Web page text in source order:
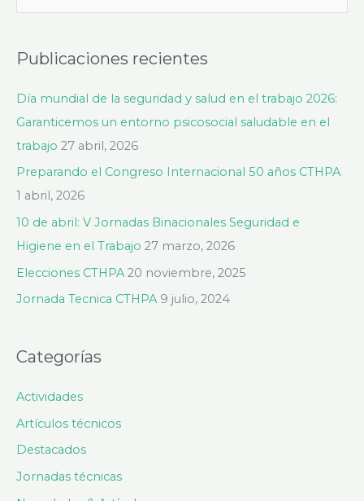
c
a
r
p
o
r
Publicaciones recientes
Día mundial de la seguridad y salud en el trabajo 2026:
Garanticemos un entorno psicosocial saludable en el
trabajo 27 abril, 2026
Preparando el Congreso Internacional 50 años CTHPA
1 abril, 2026
10 de abril: V Jornadas Binacionales Seguridad e
Higiene en el Trabajo 27 marzo, 2026
Elecciones CTHPA 20 noviembre, 2025
Jornada Tecnica CTHPA 9 julio, 2024
Categorías
Actividades
Artículos técnicos
Destacados
Jornadas técnicas